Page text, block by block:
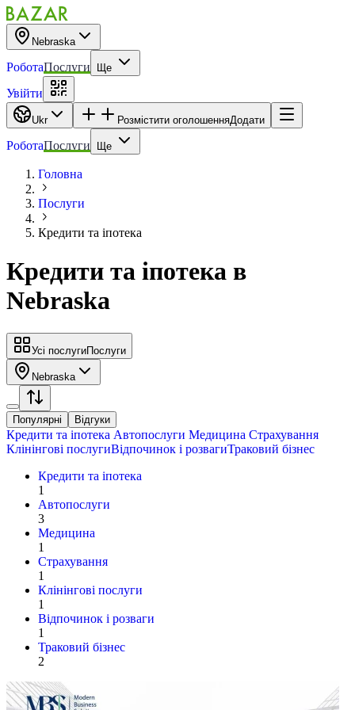
Nebraska
РоботаПослуги Ще
Увійти
Ukr Розмістити оголошенняДодати
РоботаПослуги Ще
Головна
Послуги
Кредити та іпотека
Кредити та іпотека в
Nebraska
Усі послугиПослуги
Nebraska
Популярні Відгуки
Кредити та іпотека Автопослуги Медицина Страхування
Клінінгові послугиВідпочинок і розвагиТраковий бізнес
Кредити та іпотека
1
Автопослуги
3
Медицина
1
Страхування
1
Клінінгові послуги
1
Відпочинок і розваги
1
Траковий бізнес
2